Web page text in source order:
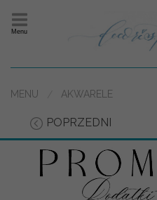
Menu
MENU AKWARELE
POPRZEDNI